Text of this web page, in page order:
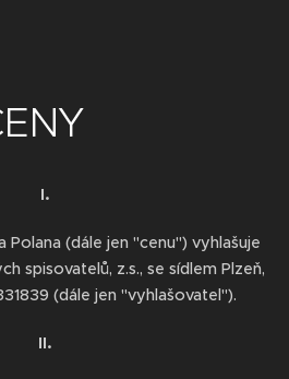
I.
Polana (dále jen "cenu") vyhlašuje
spisovatelů, z.s., se sídlem Plzeň,
(dále jen "vyhlašovatel").
II.